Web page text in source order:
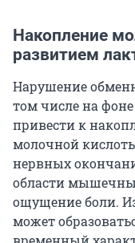
Накопление
развитием
Нарушение
том числе на
привести к
молочной
нервных
области
ощущение боли.
может